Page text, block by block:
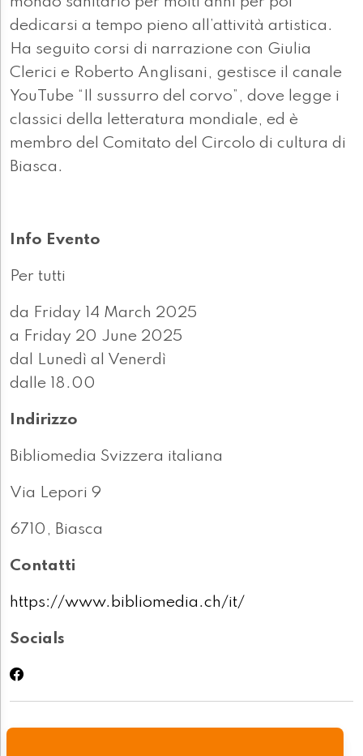
dedicarsi a tempo pieno all’attività artistica.
Ha seguito corsi di narrazione con Giulia
Clerici e Roberto Anglisani, gestisce il canale
YouTube “Il sussurro del corvo”, dove legge i
classici della letteratura mondiale, ed è
membro del Comitato del Circolo di cultura di
Biasca.
Info Evento
Per tutti
da Friday 14 March 2025
a Friday 20 June 2025
dal Lunedì al Venerdì
dalle 18.00
Indirizzo
Bibliomedia Svizzera italiana
Via Lepori 9
6710, Biasca
Contatti
https://www.bibliomedia.ch/it/
Socials